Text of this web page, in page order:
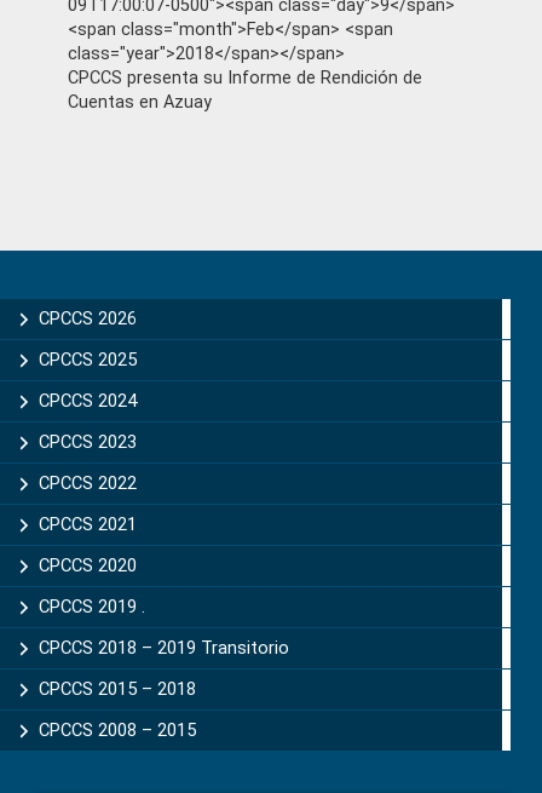
09T17:00:07-0500"><span class="day">9</span>
<span class="month">Feb</span> <span
class="year">2018</span></span>
CPCCS presenta su Informe de Rendición de
Cuentas en Azuay
Sidebar
CPCCS 2026
CPCCS 2025
CPCCS 2024
CPCCS 2023
CPCCS 2022
CPCCS 2021
CPCCS 2020
CPCCS 2019 .
CPCCS 2018 – 2019 Transitorio
CPCCS 2015 – 2018
CPCCS 2008 – 2015